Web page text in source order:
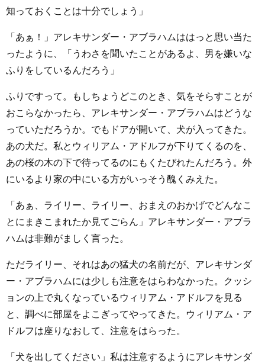
知っておくことは十分でしょう」
「あぁ！」アレキサンダー・アブラハムははっと思い当た
ったように、「うわさを聞いたことがあるよ、男を嫌いな
ふりをしているんだろう」
ふりですって。もしちょうどこのとき、気をそらすことが
おこらなかったら、アレキサンダー・アブラハムはどうな
っていただろうか。でもドアが開いて、犬が入ってきた。
あの犬だ。私とウィリアム・アドルフが下りてくるのを、
あの桜の木の下で待ってるのにもくたびれたんだろう。外
にいるより家の中にいる方がいっそう醜くみえた。
「あぁ、ライリー、ライリー、おまえのおかげでどんなこ
とにまきこまれたか見てごらん」アレキサンダー・アブラ
ハムは非難がましく言った。
ただライリー、それはあの猛犬の名前だが、アレキサンダ
ー・アブラハムには少しも注意をはらわなかった。クッシ
ョンの上で丸くなっているウィリアム・アドルフを見る
と、調べに部屋をよこぎってやってきた。ウィリアム・ア
ドルフは座りなおして、注意をはらった。
「犬を出してください」私は注意するようにアレキサンダ